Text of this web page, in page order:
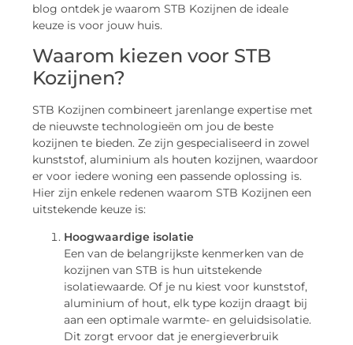
blog ontdek je waarom STB Kozijnen de ideale
keuze is voor jouw huis.
Waarom kiezen voor STB
Kozijnen?
STB Kozijnen combineert jarenlange expertise met
de nieuwste technologieën om jou de beste
kozijnen te bieden. Ze zijn gespecialiseerd in zowel
kunststof, aluminium als houten kozijnen, waardoor
er voor iedere woning een passende oplossing is.
Hier zijn enkele redenen waarom STB Kozijnen een
uitstekende keuze is:
Hoogwaardige isolatie
Een van de belangrijkste kenmerken van de
kozijnen van STB is hun uitstekende
isolatiewaarde. Of je nu kiest voor kunststof,
aluminium of hout, elk type kozijn draagt bij
aan een optimale warmte- en geluidsisolatie.
Dit zorgt ervoor dat je energieverbruik